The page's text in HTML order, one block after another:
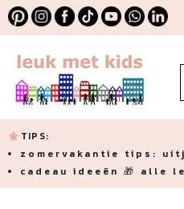
TIPS:
zomervakantie tips:
cadeau ideeën 🎁 alle